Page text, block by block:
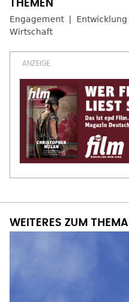
Engagement Entwicklung
Wirtschaft
WEITERES ZUM THEMA